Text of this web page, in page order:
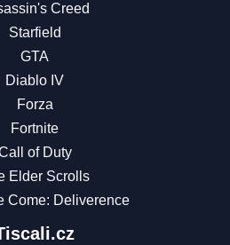
Creed
Starfield
GTA
Diablo IV
Forza
Fortnite
of Duty
Elder Scrolls
Come: Deliverence